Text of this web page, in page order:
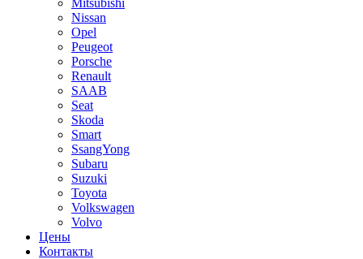
Mitsubishi
Nissan
Opel
Peugeot
Porsche
Renault
SAAB
Seat
Skoda
Smart
SsangYong
Subaru
Suzuki
Toyota
Volkswagen
Volvo
Цены
Контакты